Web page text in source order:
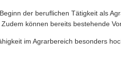
der beruflichen Tätigkeit als
können bereits bestehende
im Agrarbereich besonders